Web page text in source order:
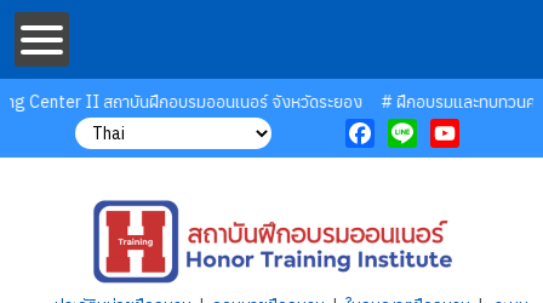
Center II สถาบันฝึกอบรมออนเนอร์ จังหวัดระยอง # ฝึกอบรมและทบทวนค
Facebook
Line YouTube